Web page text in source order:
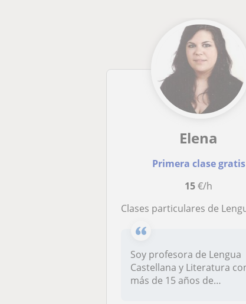
Elena
Primera clase gratis
15€/h
Clases particulares de Lengua Castellana y
Soy profesora de Lengua
Castellana y Literatura
más de 15 años de